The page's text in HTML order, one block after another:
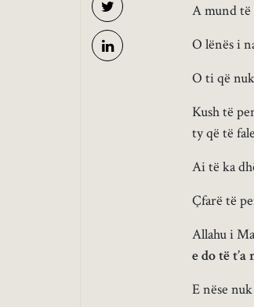
A mund të
O lënës i
O ti që
Kush të
ty që të
Ai të ka
Çfarë të
Allahu i
e do të
E nëse